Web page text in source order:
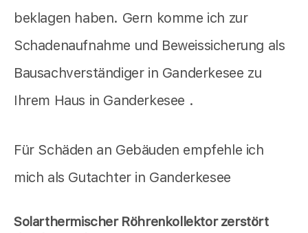
beklagen haben. Gern komme ich zur
Schadenaufnahme und Beweissicherung als
Bausachverständiger in Ganderkesee zu
Ihrem Haus in Ganderkesee .
Für Schäden an Gebäuden empfehle ich
mich als Gutachter in Ganderkesee
Solarthermischer Röhrenkollektor zerstört